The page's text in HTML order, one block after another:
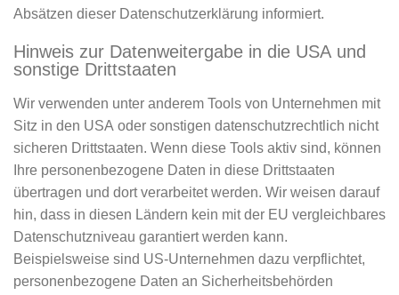
Absätzen dieser Datenschutzerklärung informiert.
Hinweis zur Datenweitergabe in die USA und
sonstige Drittstaaten
Wir verwenden unter anderem Tools von Unternehmen mit
Sitz in den USA oder sonstigen datenschutzrechtlich nicht
sicheren Drittstaaten. Wenn diese Tools aktiv sind, können
Ihre personenbezogene Daten in diese Drittstaaten
übertragen und dort verarbeitet werden. Wir weisen darauf
hin, dass in diesen Ländern kein mit der EU vergleichbares
Datenschutzniveau garantiert werden kann.
Beispielsweise sind US-Unternehmen dazu verpflichtet,
personenbezogene Daten an Sicherheitsbehörden